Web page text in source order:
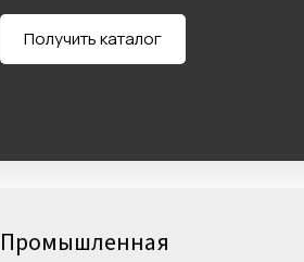
Получить каталог
Промышленная